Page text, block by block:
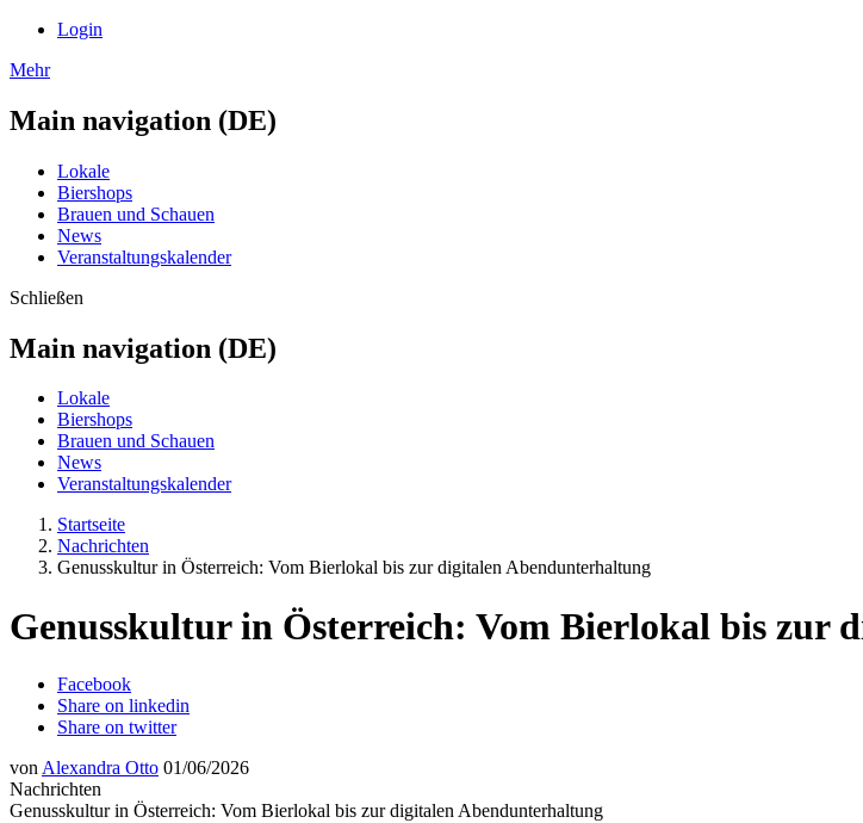
Login
Mehr
Main navigation (DE)
Lokale
Biershops
Brauen und Schauen
News
Veranstaltungskalender
Schließen
Main navigation (DE)
Lokale
Biershops
Brauen und Schauen
News
Veranstaltungskalender
Startseite
Nachrichten
Genusskultur in Österreich: Vom Bierlokal bis zur digitalen Abendunterhaltung
Genusskultur in Österreich: Vom Bierlokal bis zur
Facebook
Share on linkedin
Share on twitter
von Alexandra Otto 01/06/2026
Nachrichten
Genusskultur in Österreich: Vom Bierlokal bis zur digitalen Abendunterhaltung